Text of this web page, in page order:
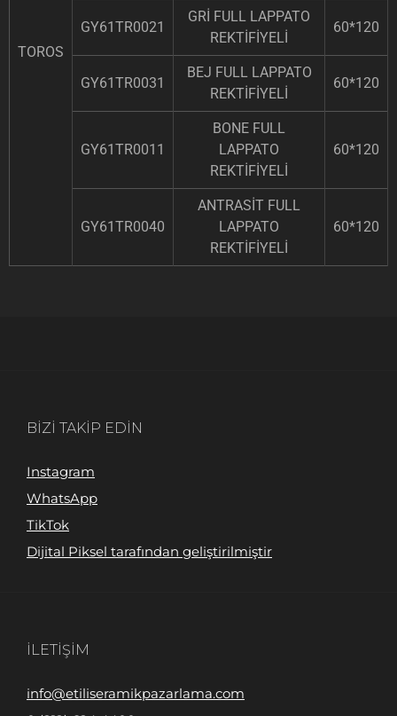
TOROS
GY61TR0021
GRİ FULL LAPPATO
REKTİFİYELİ
60*120
GY61TR0031
BEJ FULL LAPPATO
REKTİFİYELİ
60*120
GY61TR0011
BONE FULL
LAPPATO
REKTİFİYELİ
60*120
GY61TR0040
ANTRASİT FULL
LAPPATO
REKTİFİYELİ
60*120
BIZI TAKIP EDIN
Instagram
WhatsApp
TikTok
Dijital Piksel tarafından geliştirilmiştir
İLETIŞIM
info@etiliseramikpazarlama.com